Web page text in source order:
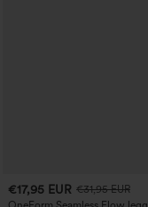
€17,95 EUR €31,95 EUR